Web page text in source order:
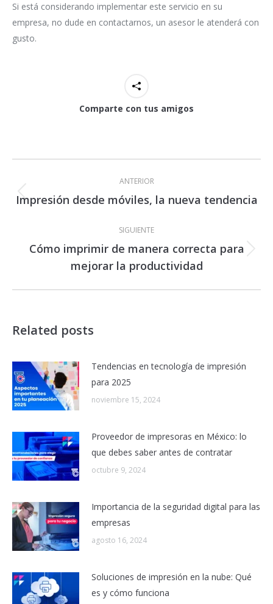
Si está considerando implementar este servicio en su
empresa, no dude en contactarnos, un asesor le atenderá con
gusto.
Comparte con tus amigos
Navegación
entre
publicaciones
ANTERIOR
Publicación
Impresión desde móviles, la nueva tendencia
SIGUIENTE
Publicación
siguiente:
Cómo imprimir de manera correcta para
mejorar la productividad
Related posts
Tendencias en tecnología de impresión
para 2025
noviembre 15, 2024
Proveedor de impresoras en México: lo
que debes saber antes de contratar
octubre 9, 2024
Importancia de la seguridad digital para las
empresas
agosto 16, 2024
Soluciones de impresión en la nube: Qué
es y cómo funciona